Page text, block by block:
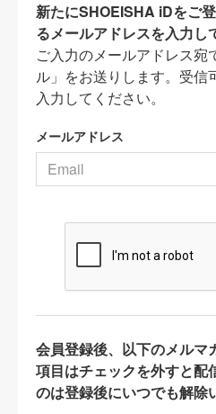
新たにSHOEISHA iDをご
るメールアドレスを入力し
ご入力のメールアドレス宛
ル」をお送りします。受信
入力してください。
メールアドレス
会員登録後、以下のメルマ
項目はチェックを外すと配
のは登録後にいつでも解除